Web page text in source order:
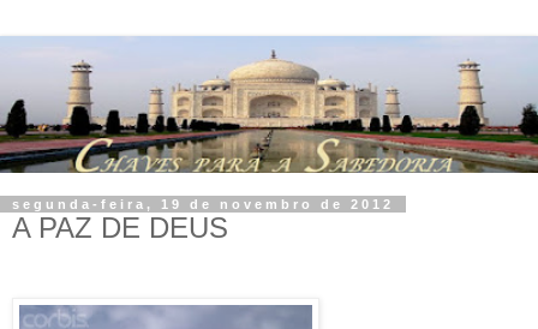
segunda-feira, 19 de novembro de 2012
A PAZ DE DEUS